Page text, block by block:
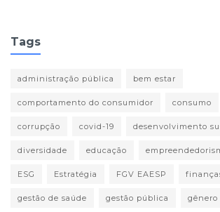
Tags
administração pública bem estar
comportamento do consumidor consumo
corrupção covid-19 desenvolvimento
diversidade educação
ESG Estratégia FGV EAESP
gestão de saúde gestão pública gênero